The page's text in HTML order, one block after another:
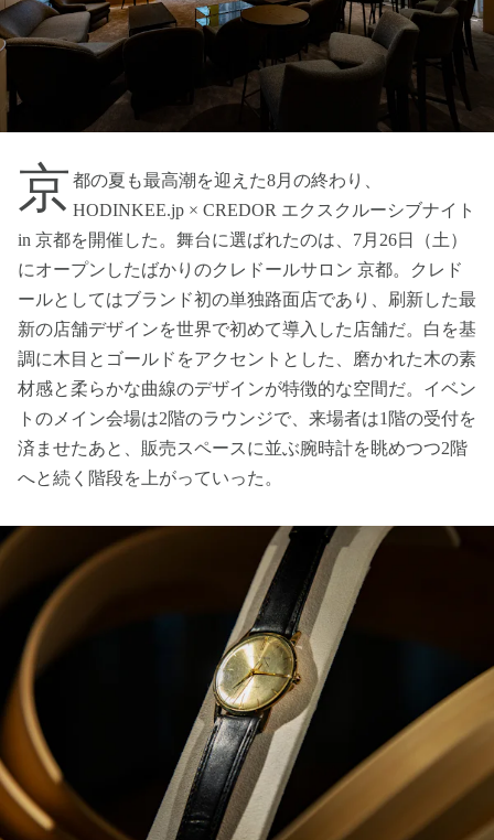
京 都の夏も最高潮を迎えた8月の終わり、
HODINKEE.jp × CREDOR エクスクルーシブナイト
in 京都を開催した。舞台に選ばれたのは、7月26日（土）
にオープンしたばかりのクレドールサロン 京都。クレド
ールとしてはブランド初の単独路面店であり、刷新した最
新の店舗デザインを世界で初めて導入した店舗だ。白を基
調に木目とゴールドをアクセントとした、磨かれた木の素
材感と柔らかな曲線のデザインが特徴的な空間だ。イベン
トのメイン会場は2階のラウンジで、来場者は1階の受付を
済ませたあと、販売スペースに並ぶ腕時計を眺めつつ2階
へと続く階段を上がっていった。